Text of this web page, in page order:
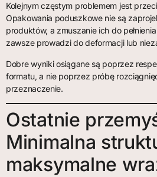
Kolejnym częstym problemem jest
Opakowania poduszkowe nie są
produktów, a zmuszanie ich do
zawsze prowadzi do deformacji lub
Dobre wyniki osiągane są poprzez
formatu, a nie poprzez próbę
przeznaczenie.
Ostatnie
Minimalna
maksymalne